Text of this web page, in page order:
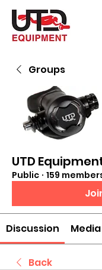
Groups
UTD
Public · 159
Discussion Media
Back